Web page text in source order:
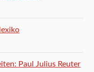
Paul Julius Reuter